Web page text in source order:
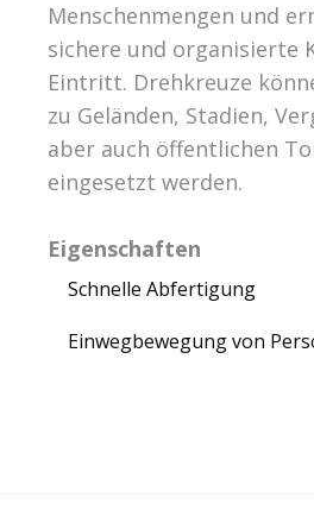
Menschenmengen und
sichere und organisierte
Eintritt. Drehkreuze
zu Geländen, Stadien,
aber auch öffentlichen
eingesetzt werden.
Eigenschaften
Schnelle Abfertigung
Einwegbewegung von